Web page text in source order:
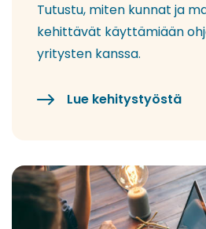
Tutustu, miten kunnat ja
kehittävät käyttämiään
yritysten kanssa.
Lue kehitystyöstä